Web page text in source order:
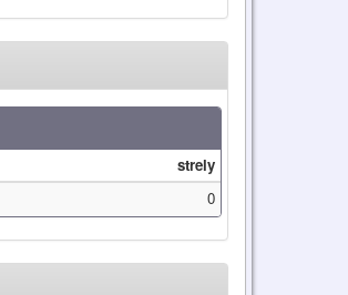
strely
0